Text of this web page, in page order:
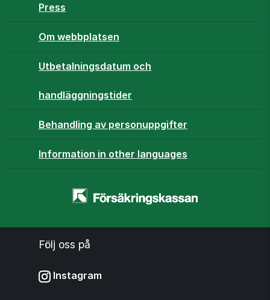
Press
Om webbplatsen
Utbetalningsdatum och
handläggningstider
Behandling av personuppgifter
Information in other languages
Startsidan
Följ oss på
Instagram